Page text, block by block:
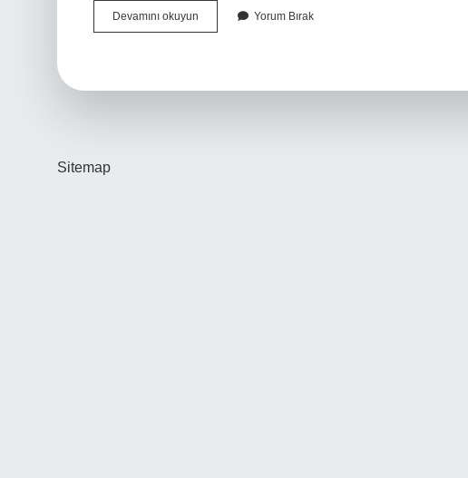
Devamını okuyun Turuncu
Rengi
Yorum Bırak
Sitemap